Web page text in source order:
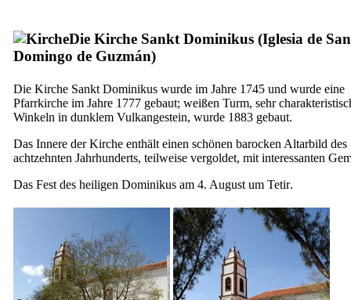
Die Kirche Sankt Dominikus (Iglesia de
Domingo de Guzmán)
Die Kirche Sankt Dominikus wurde im Jahre 1745 und wurde eine
Pfarrkirche im Jahre 1777 gebaut; weißen Turm, sehr
Winkeln in dunklem Vulkangestein, wurde 1883 gebaut.
Das Innere der Kirche enthält einen schönen barocken Altarbild des
achtzehnten Jahrhunderts, teilweise vergoldet, mit interessanten
Das Fest des heiligen Dominikus am 4. August um Tetir.